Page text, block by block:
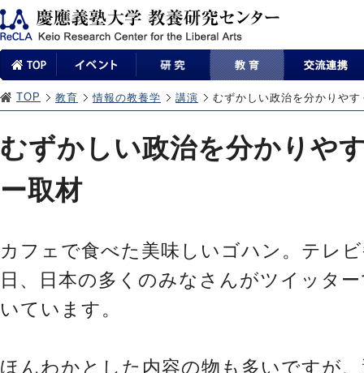
TOP 教育 情報の教養学 講演 むずかしい政治を分かりや
むずかしい政治を分かりや
ー取材
カフェで食べた美味しいゴハン。テレ
日、日本の多くのみなさんがツイッタ
いています。
ほんわかとした内容の物も多いですが